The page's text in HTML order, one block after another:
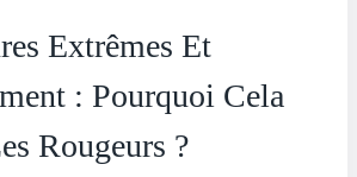
Extrêmes Et
: Pourquoi Cela
Rougeurs ?